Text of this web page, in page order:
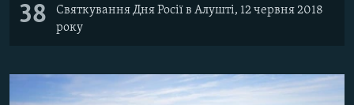
38
Святкування Дня Росії в Алушті, 12 червня 2018
року